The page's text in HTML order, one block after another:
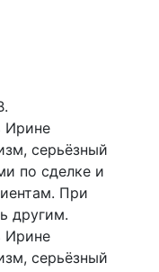
Ирине
серьёзный
по сделке и
При
другим.
Ирине
серьёзный